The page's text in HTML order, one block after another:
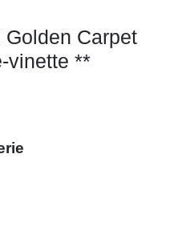
Carpet
vinette **